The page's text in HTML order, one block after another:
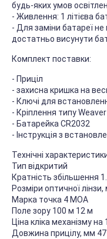
будь-яких умов
- Живлення: 1 літієва
- Для заміни батареї
достатньо висунути
Комплект поставки:
- Приціл
- захисна кришка на
- Ключі для
- Кріплення типу Weaver
- Батарейка CR2032
- Інструкція з
Технічні
Тип відкритий
Кратність збільшення
Розміри оптичної
Марка точка 4 МОА
Поле зору 100 м 12 м
Ціна кліка механізму
Довжина прицілу, мм 47